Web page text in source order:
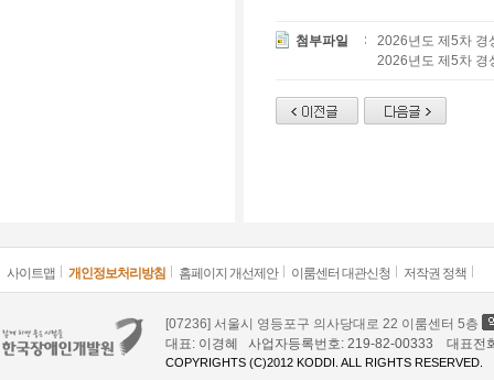
첨부파일
2026년도 제5차 경
2026년도 제5차 경
사이트맵 개인정보처리방침 홈페이지 개선제안 이룸센터 대관신청 저작권 정책
[07236] 서울시 영등포구 의사당대로 22 이룸센터 5층
대표: 이경혜 사업자등록번호: 219-82-00333 대표
COPYRIGHTS (C)2012 KODDI. ALL RIGHTS RESERVED.